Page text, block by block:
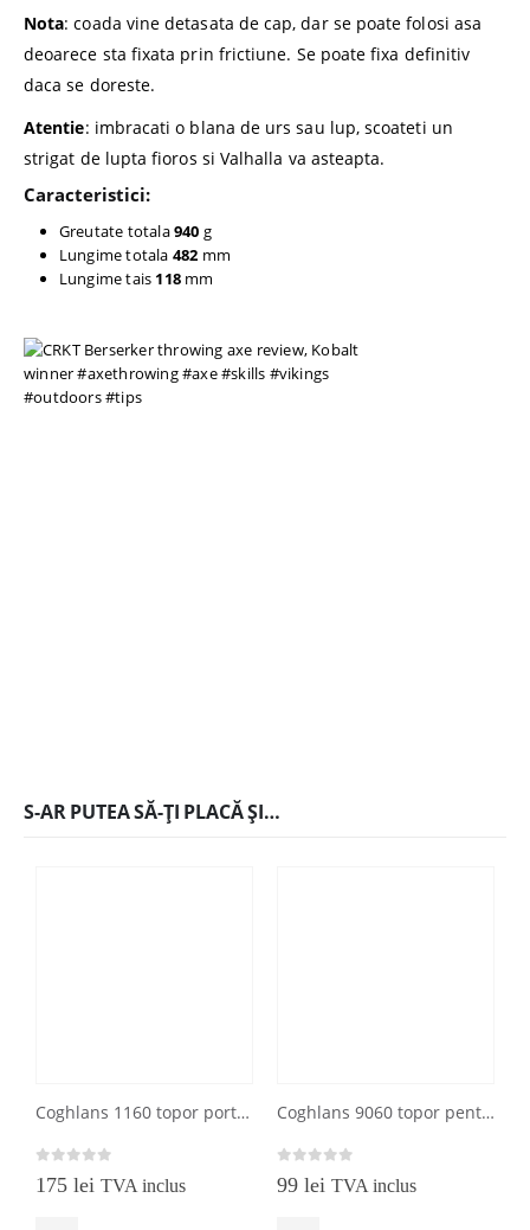
Nota: coada vine detasata de cap, dar se poate folosi asa
deoarece sta fixata prin frictiune. Se poate fixa definitiv
daca se doreste.
Atentie: imbracati o blana de urs sau lup, scoateti un
strigat de lupta fioros si Valhalla va asteapta.
Caracteristici:
Greutate totala940 g
Lungime totala 482 mm
Lungime tais 118mm
S-AR PUTEA SĂ-ȚI PLACĂ ȘI…
Coghlans 1160 topor portabil la rucsac, geanta sau centura
175 lei TVA inclus
Coghlans 9060 topor pentru camping cu extractor de cuie
99 lei TVA inclus